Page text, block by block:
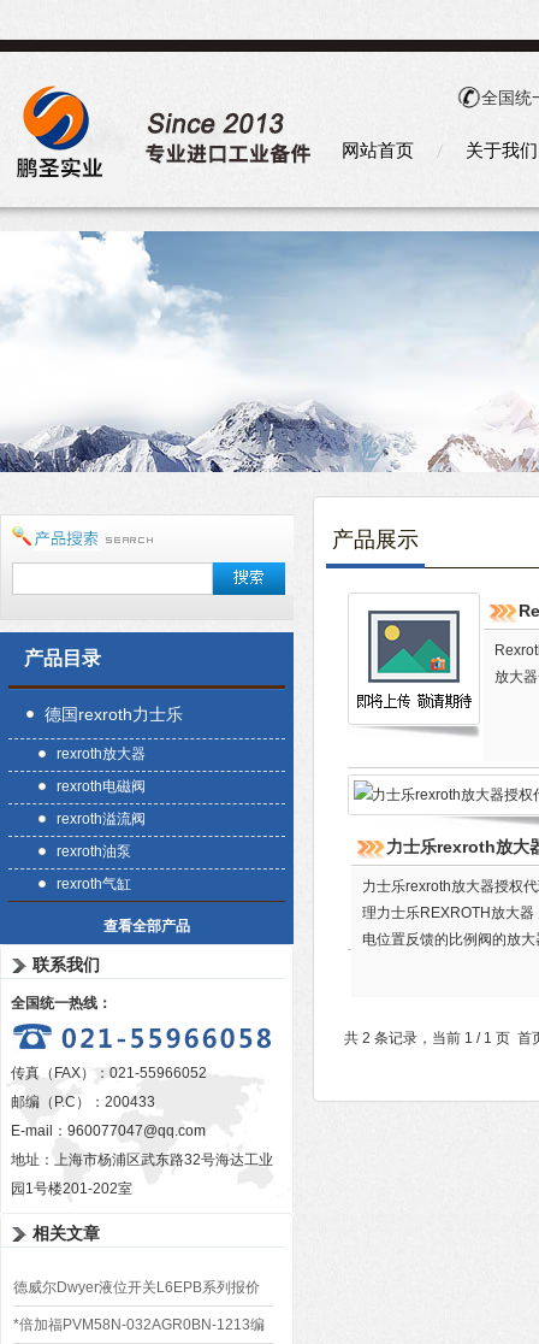
全国统
网站首页 关于我们
产品目录
德国rexroth力士乐
rexroth放大器
rexroth电磁阀
rexroth溢流阀
rexroth油泵
rexroth气缸
查看全部产品
联系我们
全国统一热线：
传真（FAX）：021-55966052
邮编（P.C）：200433
E-mail： 960077047@qq.com
地址：上海市杨浦区武东路32号海达工业
园1号楼201-202室
相关文章
德威尔Dwyer液位开关L6EPB系列报价
型号表
*倍加福PVM58N-032AGR0BN-1213编
产品展示
放大
力士乐rexroth放大
力士乐rexroth放大器授权
理力士乐REXROTH放大
电位置反馈的比例阀的放
共 2 条记录，当前 1 / 1 页